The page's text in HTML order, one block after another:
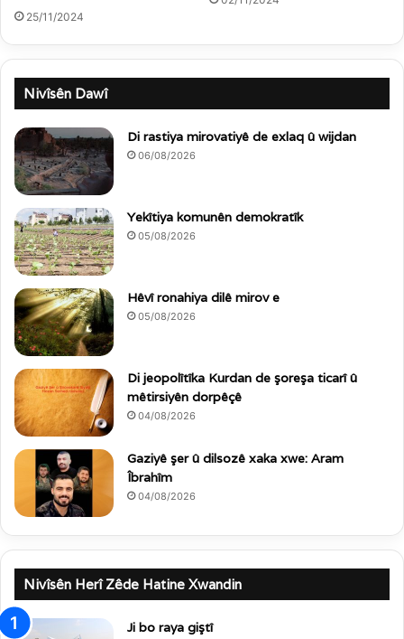
25/11/2024
Nivîsên Dawî
Di rastiya mirovatiyê de exlaq û wijdan
06/08/2026
Yekîtiya komunên demokratîk
05/08/2026
Hêvî ronahiya dilê mirov e
05/08/2026
Di jeopolîtîka Kurdan de şoreşa ticarî û
mêtirsiyên dorpêçê
04/08/2026
Gaziyê şer û dilsozê xaka xwe: Aram
Îbrahîm
04/08/2026
Nivîsên Herî Zêde Hatine Xwandin
Ji bo raya giştî